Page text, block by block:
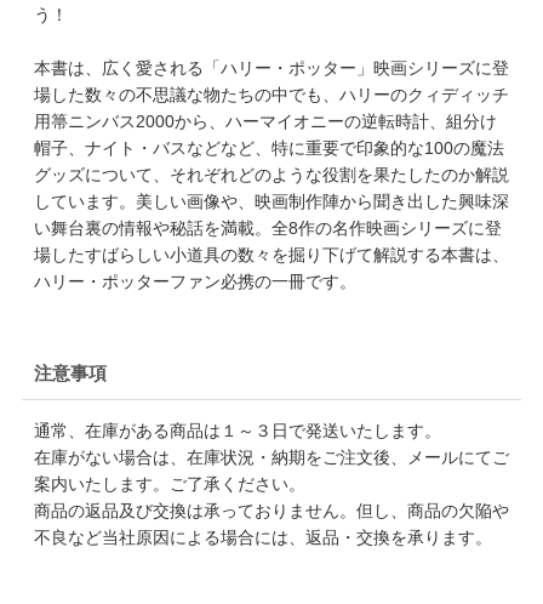
う！
本書は、広く愛される「ハリー・ポッター」映画シリーズに登
場した数々の不思議な物たちの中でも、ハリーのクィディッチ
用箒ニンバス2000から、ハーマイオニーの逆転時計、組分け
帽子、ナイト・バスなどなど、特に重要で印象的な100の魔法
グッズについて、それぞれどのような役割を果たしたのか解説
しています。美しい画像や、映画制作陣から聞き出した興味深
い舞台裏の情報や秘話を満載。全8作の名作映画シリーズに登
場したすばらしい小道具の数々を掘り下げて解説する本書は、
ハリー・ポッターファン必携の一冊です。
注意事項
通常、在庫がある商品は１～３日で発送いたします。
在庫がない場合は、在庫状況・納期をご注文後、メールにてご
案内いたします。ご了承ください。
商品の返品及び交換は承っておりません。但し、商品の欠陥や
不良など当社原因による場合には、返品・交換を承ります。